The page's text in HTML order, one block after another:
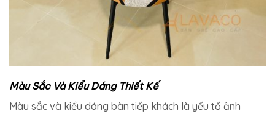
Màu Sắc Và Kiểu Dáng Thiết Kế
Màu sắc và kiểu dáng bàn tiếp khách là yếu tố ảnh